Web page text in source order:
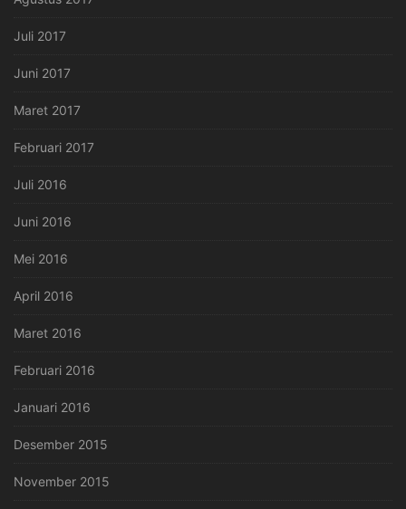
Juli 2017
Juni 2017
Maret 2017
Februari 2017
Juli 2016
Juni 2016
Mei 2016
April 2016
Maret 2016
Februari 2016
Januari 2016
Desember 2015
November 2015